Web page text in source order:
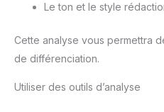
Le ton et le style
Cette analyse vous permettra
de différenciation.
Utiliser des outils d’analyse